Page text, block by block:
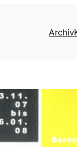
Archiv